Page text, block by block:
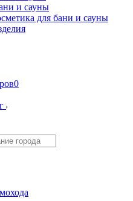
и сауны
для бани и сауны
0